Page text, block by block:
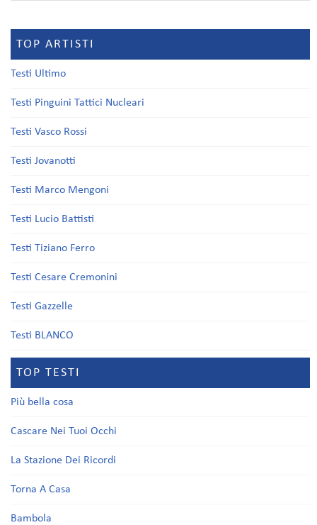
TOP ARTISTI
Testi Ultimo
Testi Pinguini Tattici Nucleari
Testi Vasco Rossi
Testi Jovanotti
Testi Marco Mengoni
Testi Lucio Battisti
Testi Tiziano Ferro
Testi Cesare Cremonini
Testi Gazzelle
Testi BLANCO
TOP TESTI
Più bella cosa
Cascare Nei Tuoi Occhi
La Stazione Dei Ricordi
Torna A Casa
Bambola